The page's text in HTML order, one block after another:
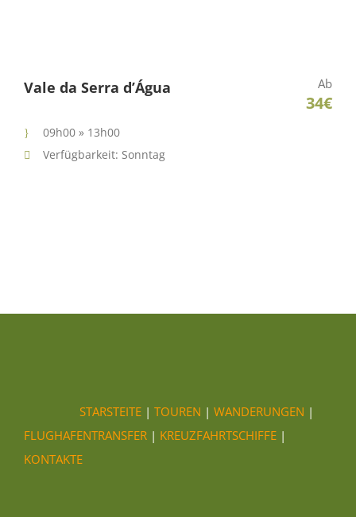
Vale da Serra d’Água Ab
34€
09h00 » 13h00
Verfügbarkeit: Sonntag
STARSTEITE | TOUREN | WANDERUNGEN |
FLUGHAFENTRANSFER | KREUZFAHRTSCHIFFE |
KONTAKTE